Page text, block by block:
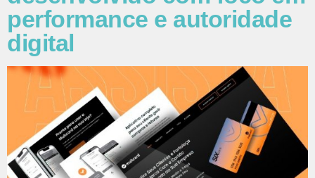
performance e autoridade
digital